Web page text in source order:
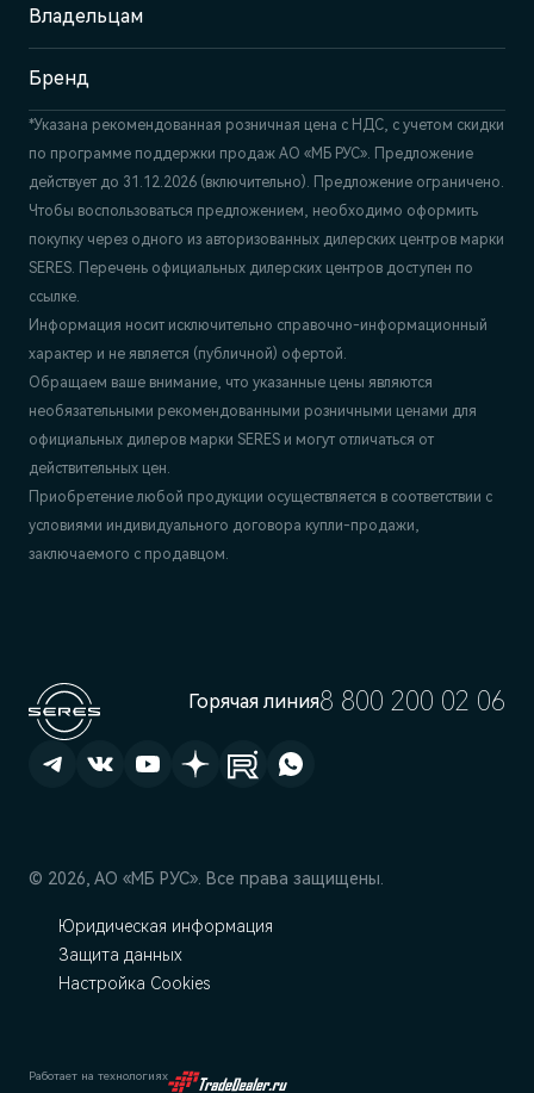
Горячая линия8 800 200 02 06
Владельцам
Бренд
*Указана рекомендованная розничная цена c НДС, с учетом скидки
по программе поддержки продаж АО «МБ РУС». Предложение
действует до 31.12.2026 (включительно). Предложение ограничено.
Чтобы воспользоваться предложением, необходимо оформить
покупку через одного из авторизованных дилерских центров марки
SERES. Перечень официальных дилерских центров доступен по
ссылке.
Информация носит исключительно справочно-информационный
характер и не является (публичной) офертой.
Обращаем ваше внимание, что указанные цены являются
необязательными рекомендованными розничными ценами для
официальных дилеров марки SERES и могут отличаться от
действительных цен.
Приобретение любой продукции осуществляется в соответствии с
условиями индивидуального договора купли-продажи,
заключаемого с продавцом.
© 2026, АО «МБ РУС». Все права защищены.
Юридическая информация
Защита данных
Настройка Cookies
Работает на технологиях